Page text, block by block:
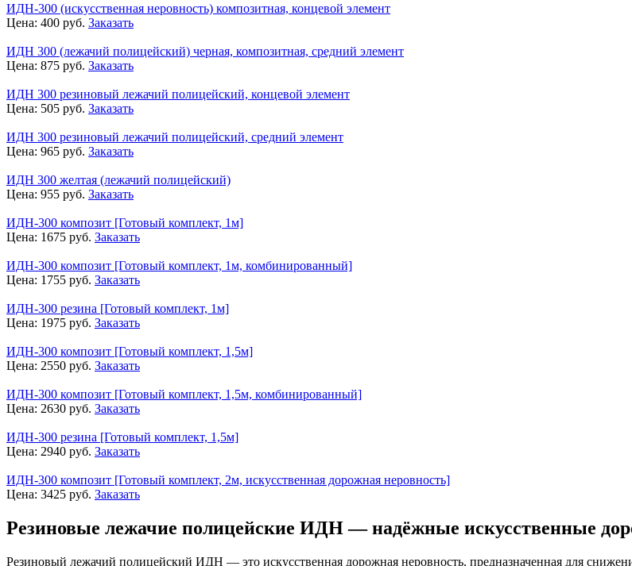
ИДН-300 (искусственная неровность) композитная, концевой элемент
Цена: 400 руб. Заказать
ИДН 300 (лежачий полицейский) черная, композитная, средний элемент
Цена: 875 руб. Заказать
ИДН 300 резиновый лежачий полицейский, концевой элемент
Цена: 505 руб. Заказать
ИДН 300 резиновый лежачий полицейский, средний элемент
Цена: 965 руб. Заказать
ИДН 300 желтая (лежачий полицейский)
Цена: 955 руб. Заказать
ИДН-300 композит [Готовый комплект, 1м]
Цена: 1675 руб. Заказать
ИДН-300 композит [Готовый комплект, 1м, комбинированный]
Цена: 1755 руб. Заказать
ИДН-300 резина [Готовый комплект, 1м]
Цена: 1975 руб. Заказать
ИДН-300 композит [Готовый комплект, 1,5м]
Цена: 2550 руб. Заказать
ИДН-300 композит [Готовый комплект, 1,5м, комбинированный]
Цена: 2630 руб. Заказать
ИДН-300 резина [Готовый комплект, 1,5м]
Цена: 2940 руб. Заказать
ИДН-300 композит [Готовый комплект, 2м, искусственная дорожная неровность]
Цена: 3425 руб. Заказать
Резиновые лежачие полицейские ИДН — надёжные искусственные
Резиновый лежачий полицейский ИДН — это искусственная дорожная неровность, предназначенная для